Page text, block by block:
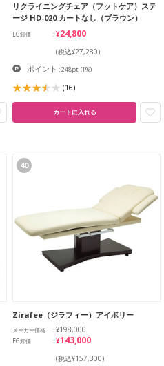
リクライニングチェア（フットケア）ステ
ージ HD-020 カートなし（ブラウン）
EG卸価 ¥24,800
(税込¥27,280)
ポイント : 248pt (1%)
(16)
カートに入れる
40
Zirafee（ジラフィー）アイボリー
メーカー価格 ¥198,000
EG卸価 ¥143,000
(税込¥157,300)